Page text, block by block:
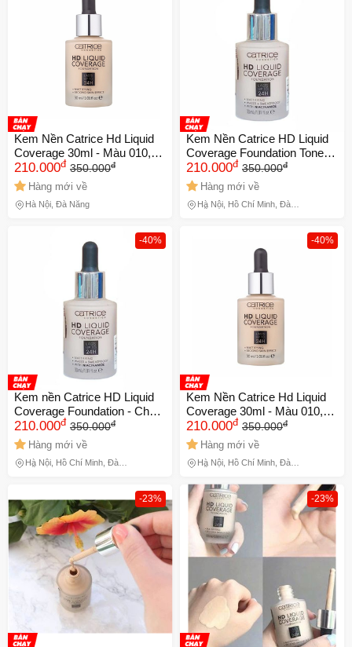
Kem Nền Catrice Hd Liquid
Coverage 30ml - Màu 010,
Che Phủ Tốt, Lớp Nền Tự
Nhiên, Chống Nước, Dành
Cho Mọi Loại Da 729418 nk
chính gháng
210.000đ 350.000đ
Hàng mới về
Hà Nội, Đà Nẵng
Kem Nền Catrice HD Liquid
Coverage Foundation Tone
020 - Chống Nước, Che Phủ
Tuyệt Đối, Làn Da Mịn Màng
Tự Nhiên 729415
210.000đ 350.000đ
Hàng mới về
Hà Nội, Hồ Chí Minh, Đà
-40%
Kem nền Catrice HD Liquid
Coverage Foundation - Che
phủ hoàn hảo, lớp nền mỏng
nhẹ, không bí da, giữ màu
24h, chống nắng SPF 25
Màu 040 Chính hãng
210.000đ 350.000đ
Hàng mới về
Hà Nội, Hồ Chí Minh, Đà
-40%
Kem Nền Catrice Hd Liquid
Coverage 30ml - Màu 010,
Che Phủ Tốt, Lớp Nền Tự
Nhiên, Chống Nước, Dành
Cho Mọi Loại Da 729418
210.000đ 350.000đ
Hàng mới về
Hà Nội, Hồ Chí Minh, Đà
-23% -23%